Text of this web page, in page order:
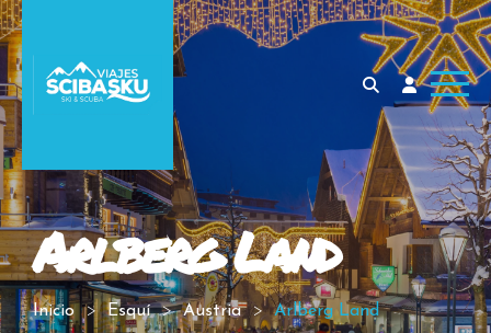
Arlberg Land
Inicio Esquí Austria Arlberg Land